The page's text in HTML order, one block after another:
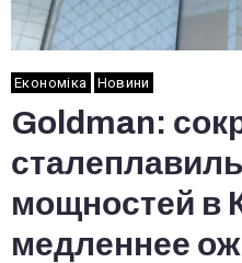
Економіка Новини
Goldman:
мощностей в
медленнее